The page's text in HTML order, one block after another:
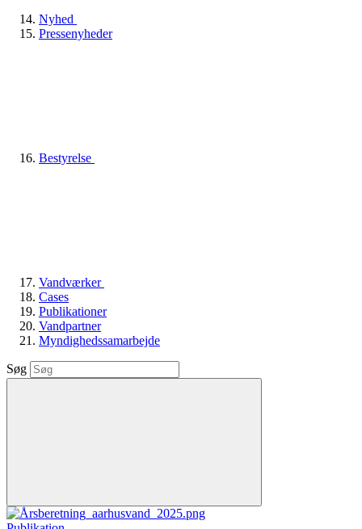
Nyhed
Pressenyheder
Bestyrelse
Vandværker
Cases
Publikationer
Vandpartner
Myndighedssamarbejde
Søg